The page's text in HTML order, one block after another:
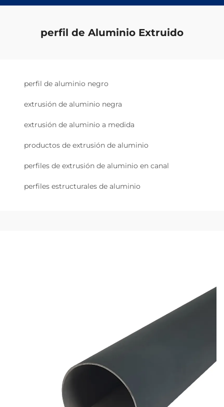
perfil de Aluminio Extruido
perfil de aluminio negro
extrusión de aluminio negra
extrusión de aluminio a medida
productos de extrusión de aluminio
perfiles de extrusión de aluminio en canal
perfiles estructurales de aluminio